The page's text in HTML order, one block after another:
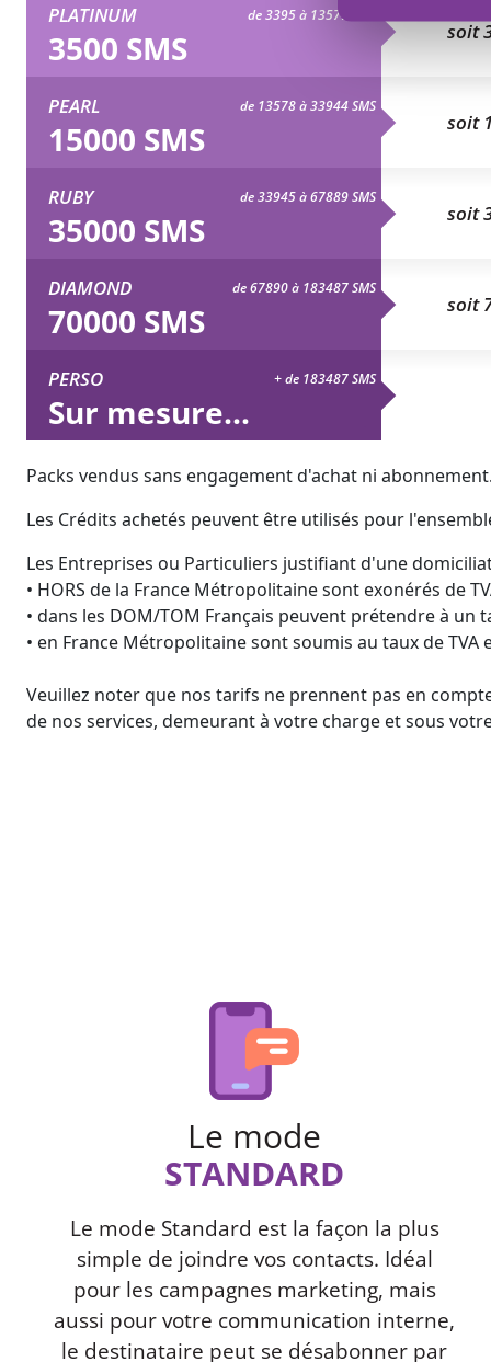
PLATINUM de 3395 à 13577 SMS
3500 SMS soit
PEARL de 13578 à 33944 SMS
15000 SMS soit
RUBY de 33945 à 67889 SMS
35000 SMS soit
DIAMOND de 67890 à 183487 SMS
70000 SMS soit
PERSO + de 183487 SMS
Sur mesure...
Packs vendus sans engagement d'achat ni
Les Crédits achetés peuvent être utilisés pour
Les Entreprises ou Particuliers justifiant d'une
• HORS de la France Métropolitaine sont exonérés de
• dans les DOM/TOM Français peuvent prétendre à un
• en France Métropolitaine sont soumis au taux de TVA
Veuillez noter que nos tarifs ne prennent pas en
de nos services, demeurant à votre charge et sous
Le mode
STANDARD
Le mode Standard est la façon la plus
simple de joindre vos contacts. Idéal
pour les campagnes marketing, mais
aussi pour votre communication interne,
le destinataire peut se désabonner par